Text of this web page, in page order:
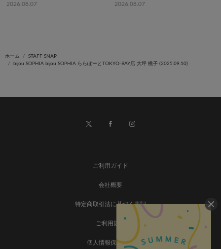
2026.08.07 2026.08.07
ホーム
STAFF SNAP
bijou SOPHIA bijou SOPHIA ららぽーとTOKYO-BAY店 大坪 桃子 (2025.09.10)
ご利用ガイド
会社概要
特定商取引法に基づく表記
ご利用規約
個人情報保護方針